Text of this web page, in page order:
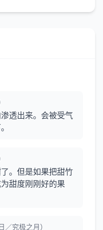
透出来。会被受气
。但是如果把甜竹
甜度刚刚好的果
究极之月）